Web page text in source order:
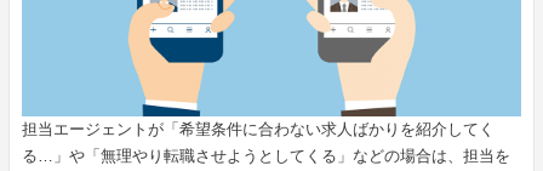
担当エージェントが「希望条件に合わない求人ばかりを紹介してく
る…」や「無理やり転職させようとしてくる」などの場合は、担当を